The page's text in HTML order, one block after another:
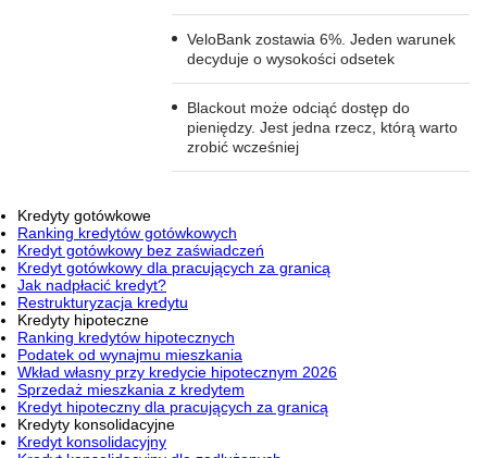
VeloBank zostawia 6%. Jeden warunek
decyduje o wysokości odsetek
Blackout może odciąć dostęp do
pieniędzy. Jest jedna rzecz, którą warto
zrobić wcześniej
Kredyty gotówkowe
Ranking kredytów gotówkowych
Kredyt gotówkowy bez zaświadczeń
Kredyt gotówkowy dla pracujących za granicą
Jak nadpłacić kredyt?
Restrukturyzacja kredytu
Kredyty hipoteczne
Ranking kredytów hipotecznych
Podatek od wynajmu mieszkania
Wkład własny przy kredycie hipotecznym 2026
Sprzedaż mieszkania z kredytem
Kredyt hipoteczny dla pracujących za granicą
Kredyty konsolidacyjne
Kredyt konsolidacyjny